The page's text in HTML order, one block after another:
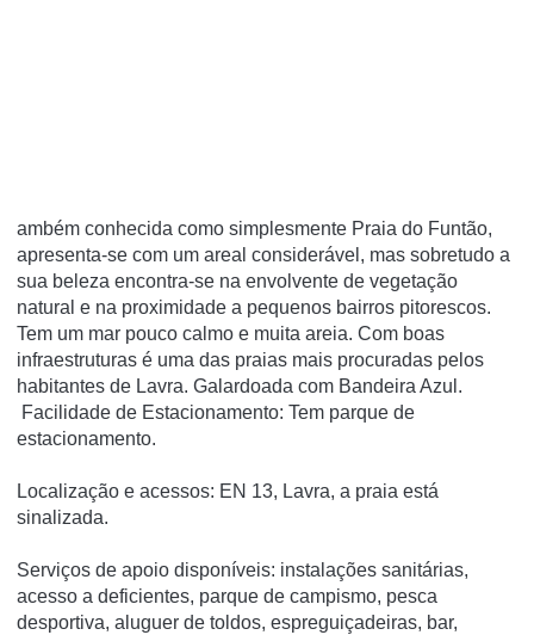
ambém conhecida como simplesmente Praia do Funtão,
apresenta-se com um areal considerável, mas sobretudo a
sua beleza encontra-se na envolvente de vegetação
natural e na proximidade a pequenos bairros pitorescos.
Tem um mar pouco calmo e muita areia. Com boas
infraestruturas é uma das praias mais procuradas pelos
habitantes de Lavra. Galardoada com Bandeira Azul.
Facilidade de Estacionamento: Tem parque de
estacionamento.
Localização e acessos: EN 13, Lavra, a praia está
sinalizada.
Serviços de apoio disponíveis: instalações sanitárias,
acesso a deficientes, parque de campismo, pesca
desportiva, aluguer de toldos, espreguiçadeiras, bar,